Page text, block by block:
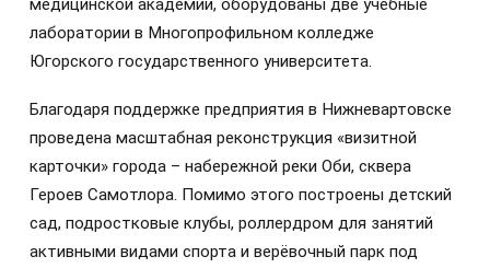
медицинской академии, оборудованы две учебные
лаборатории в Многопрофильном колледже
Югорского государственного университета.
Благодаря поддержке предприятия в Нижневартовске
проведена масштабная реконструкция «визитной
карточки» города – набережной реки Оби, сквера
Героев Самотлора. Помимо этого построены детский
сад, подростковые клубы, роллердром для занятий
активными видами спорта и верёвочный парк под